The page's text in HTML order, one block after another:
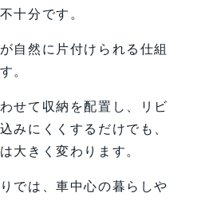
十分です。
自然に片付けられる仕組
。
せて収納を配置し、リビ
みにくくするだけでも、
大きく変わります。
では、車中心の暮らしや